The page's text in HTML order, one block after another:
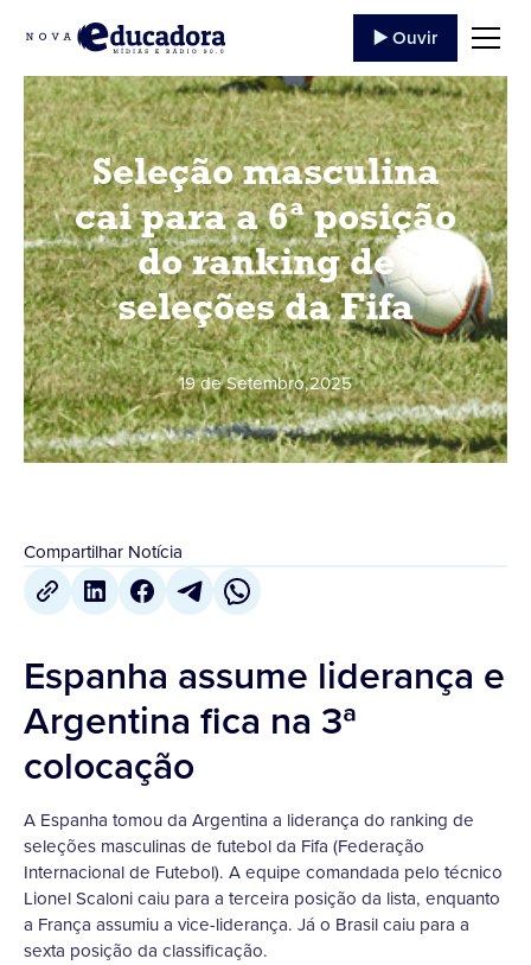
▶️ Ouvir
Seleção masculina
cai para a 6ª posição
do ranking de
seleções da Fifa
19 de Setembro,2025
Compartilhar Notícia
Espanha assume liderança e
Argentina fica na 3ª
colocação
A Espanha tomou da Argentina a liderança do ranking de
seleções masculinas de futebol da Fifa (Federação
Internacional de Futebol). A equipe comandada pelo técnico
Lionel Scaloni caiu para a terceira posição da lista, enquanto
a França assumiu a vice-liderança. Já o Brasil caiu para a
sexta posição da classificação.